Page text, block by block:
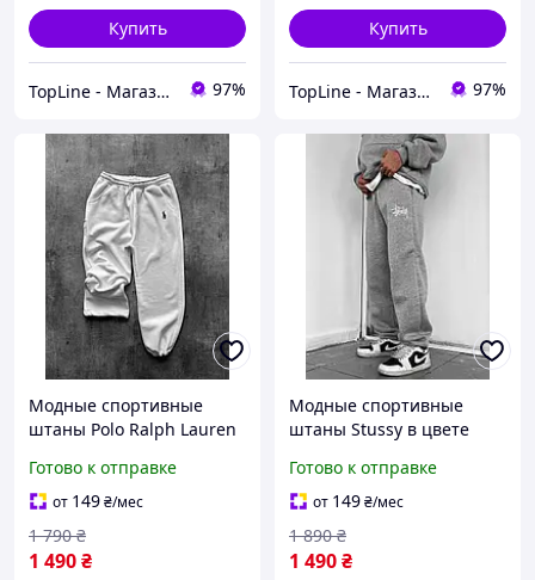
Купить
TopLine - Магазин крутых товаров 97%
Купить
TopLine - Магазин крутых товаров 97%
Модные спортивные
штаны Polo Ralph Lauren
мужские штаны Поло
Ральф Лорен белого
цвета, Повседневные
штаны
Готово к отправке
от 149₴/мес
1 490₴
1 790 ₴
Модные спортивные
штаны Stussy в цвете
мужские штаны Стусси на
флисе, Повседневные
молодежные брюки
Готово к отправке
от 149₴/мес
1 490₴
1 890 ₴